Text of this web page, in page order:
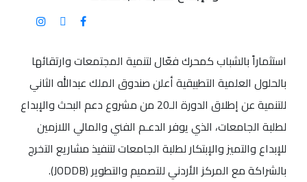
استثماراً بالشباب كمحرك فعّال لتنمية المجتمعات وارتقائها
بالحلول العلمية التطبيقية أعلن صندوق الملك عبدالله الثاني
للتنمية عن إطلاق الدورة الـ20 من مشروع دعم البحث والإبداع
لطلبة الجامعات، الذي يوفر الدعـم الفني والمالي اللازمين
للإبداع والتميز والإبتكار لطلبة الجامعات لتنفيذ مشاريع التخرج
بالشراكة مع المركز الأردني للتصميم والتطوير (JODDB).